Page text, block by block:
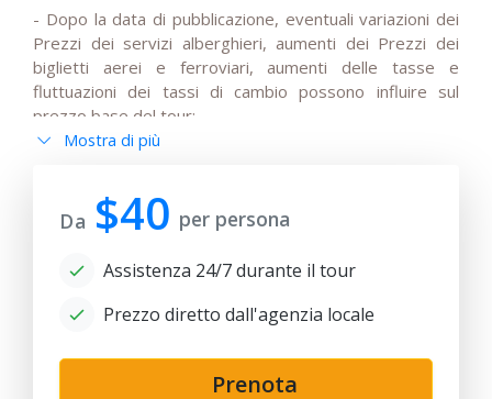
- Dopo la data di pubblicazione, eventuali variazioni dei
Prezzi dei servizi alberghieri, aumenti dei Prezzi dei
biglietti aerei e ferroviari, aumenti delle tasse e
fluttuazioni dei tassi di cambio possono influire sul
prezzo base del tour;
- Tutte le modifiche all'itinerario principale devono
partenza/arrivo dei voli internazionali e pre-confermate
dai turisti;
forza maggiore (condizioni meteorologiche durante il
strade, restrizioni statali).
Mostra di più
Da $40 per persona
Assistenza 24/7 durante il tour
Prezzo diretto dall'agenzia locale
Prenota